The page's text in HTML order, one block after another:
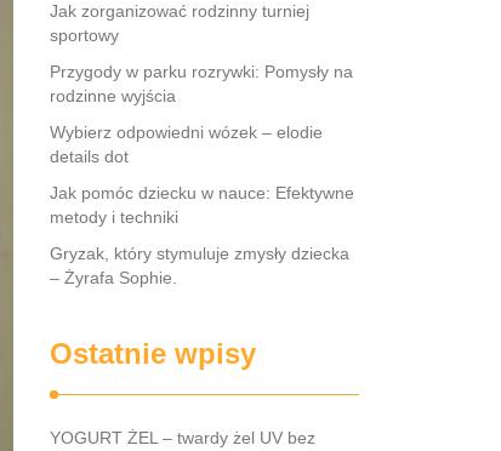
Jak zorganizować rodzinny turniej
sportowy
Przygody w parku rozrywki: Pomysły na
rodzinne wyjścia
Wybierz odpowiedni wózek – elodie
details dot
Jak pomóc dziecku w nauce: Efektywne
metody i techniki
Gryzak, który stymuluje zmysły dziecka
– Żyrafa Sophie.
Ostatnie wpisy
YOGURT ŻEL – twardy żel UV bez